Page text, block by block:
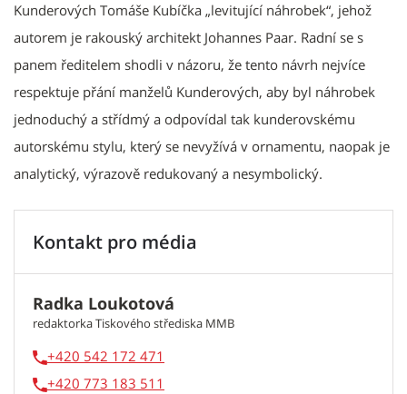
Kunderových Tomáše Kubíčka „levitující náhrobek“, jehož
autorem je rakouský architekt Johannes Paar. Radní se s
panem ředitelem shodli v názoru, že tento návrh nejvíce
respektuje přání manželů Kunderových, aby byl náhrobek
jednoduchý a střídmý a odpovídal tak kunderovskému
autorskému stylu, který se nevyžívá v ornamentu, naopak je
analytický, výrazově redukovaný a nesymbolický.
Kontakt pro média
Radka Loukotová
redaktorka Tiskového střediska MMB
+420 542 172 471
+420 773 183 511